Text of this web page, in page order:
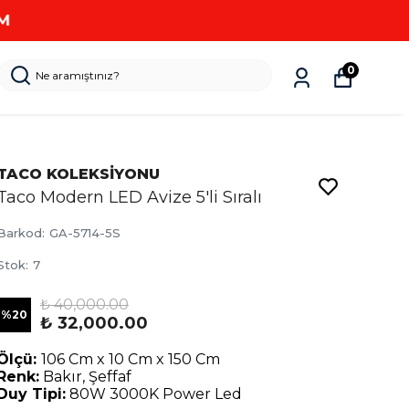
0
KOLEKSİYONU
Modern LED Avize 5'li Sıralı
: GA-5714-5S
: 7
%20
₺ 40,000.00
₺ 32,000.00
106 Cm x 10 Cm x 150 Cm
Bakır, Şeffaf
Tipi: 80W 3000K Power Led